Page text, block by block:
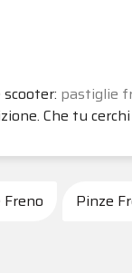
pastiglie
Che tu
Pinze